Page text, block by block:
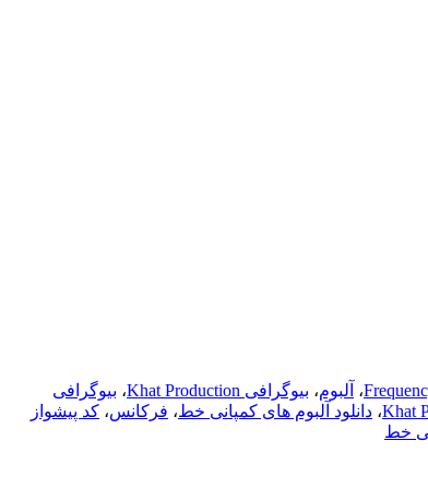
، آلبوم، بیوگرافی Khat Production ، بیوگرافی
، دانلود آلبوم های کمپانی خط، فرکانس، کد پیشواز
خط